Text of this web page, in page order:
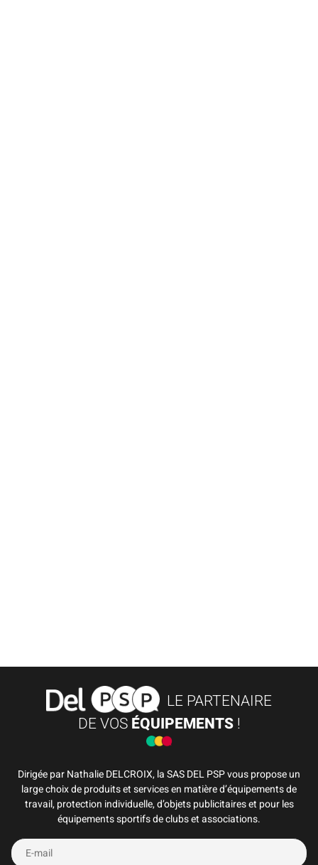
LE PARTENAIRE
DE VOSÉQUIPEMENTS!
Dirigée par Nathalie DELCROIX, la SAS DEL PSP vous propose un
large choix de produits et services en matière d’équipements de
travail, protection individuelle, d’objets publicitaires et pour les
équipements sportifs de clubs et associations.